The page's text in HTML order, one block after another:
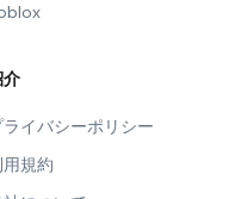
介
ライバシーポリシー
規約